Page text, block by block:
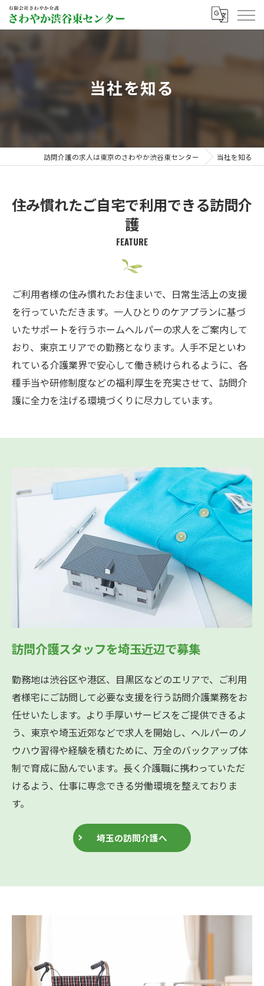
当社を知る
訪問介護の求人は東京のさわやか渋谷東センター 当社を知る
住み慣れたご自宅で利用できる訪問介
護
FEATURE
ご利用者様の住み慣れたお住まいで、日常生活上の支援
を行っていただきます。一人ひとりのケアプランに基づ
いたサポートを行うホームヘルパーの求人をご案内して
おり、東京エリアでの勤務となります。人手不足といわ
れている介護業界で安心して働き続けられるように、各
種手当や研修制度などの福利厚生を充実させて、訪問介
護に全力を注げる環境づくりに尽力しています。
訪問介護スタッフを埼玉近辺で募集
勤務地は渋谷区や港区、目黒区などのエリアで、ご利用
者様宅にご訪問して必要な支援を行う訪問介護業務をお
任せいたします。より手厚いサービスをご提供できるよ
う、東京や埼玉近郊などで求人を開始し、ヘルパーのノ
ウハウ習得や経験を積むために、万全のバックアップ体
制で育成に励んでいます。長く介護職に携わっていただ
けるよう、仕事に専念できる労働環境を整えておりま
す。
埼玉の訪問介護へ